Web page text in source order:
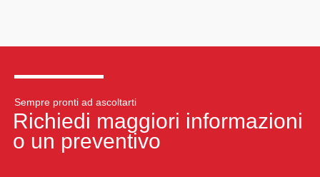
Sempre pronti ad ascoltarti
Richiedi maggiori informazioni
o un preventivo